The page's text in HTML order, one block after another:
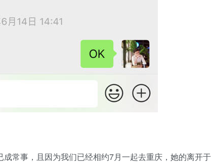
常事，且因为我们已经相约7月一起去重庆，她的离开于